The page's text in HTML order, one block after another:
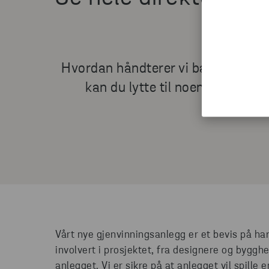
Hvordan håndterer vi batterier
kan du lytte til noen av
Vårt nye gjenvinningsanlegg er et bevis på
involvert i prosjektet, fra designere og
anlegget. Vi er sikre på at anlegget vil spille